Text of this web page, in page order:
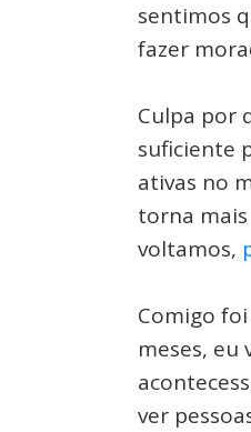
sentimos
fazer
Culpa por
suficiente
ativas no
torna
voltamos,
Comigo
meses,
ver